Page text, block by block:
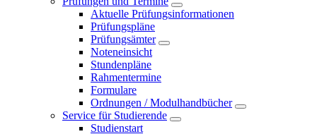
Aktuelle Prüfungsinformationen
Prüfungspläne
Prüfungsämter
Noteneinsicht
Stundenpläne
Rahmentermine
Formulare
Ordnungen / Modulhandbücher
Service für Studierende
Studienstart